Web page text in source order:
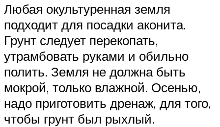
Любая окультуренная земля
подходит для посадки аконита.
Грунт следует перекопать,
утрамбовать руками и обильно
полить. Земля не должна быть
мокрой, только влажной. Осенью,
надо приготовить дренаж, для того,
чтобы грунт был рыхлый.